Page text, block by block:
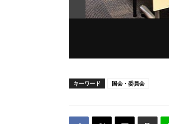
キーワード 国会・委員会